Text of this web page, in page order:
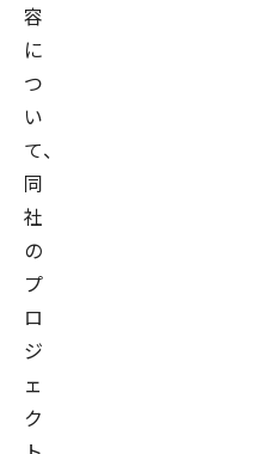
容
に
つ
い
て、
同
社
の
プ
ロ
ジ
ェ
ク